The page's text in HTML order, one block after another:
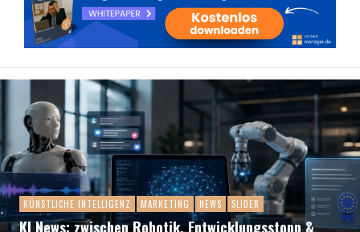
KÜNSTLICHE INTELLIGENZ MARKETING NEWS SLIDER
KI News: zwischen Robotik, Entwicklungsstopp &